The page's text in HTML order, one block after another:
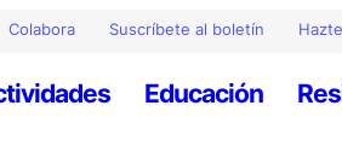
Colabora Suscríbete al boletín
Educación